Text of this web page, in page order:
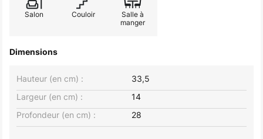
Salon Couloir
Salle à
manger
Dimensions
Largeur (en cm) : 14
Hauteur (en cm) : 33,5
Profondeur (en cm) : 28